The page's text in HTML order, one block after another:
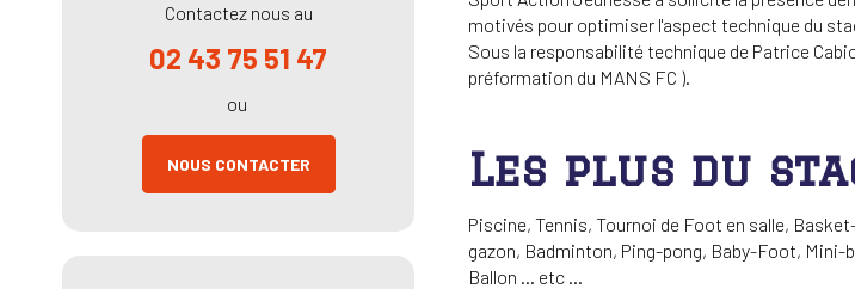
motivés pour optimiser l'aspect technique du
Sous la responsabilité technique de Patrice
préformation du MANS FC ).
Les plus du
Piscine, Tennis, Tournoi de Foot en salle,
gazon, Badminton, Ping-pong, Baby-Foot, Mini-
Ballon ... etc ...
Contactez nous au
02 43 75 51 47
ou
NOUS CONTACTER